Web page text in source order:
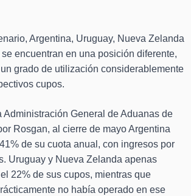
Argentina, Uruguay, Nueva Zelanda
encuentran en una posición diferente,
grado de utilización considerablemente
cupos.
Administración General de Aduanas de
Rosgan, al cierre de mayo Argentina
de su cuota anual, con ingresos por
Uruguay y Nueva Zelanda apenas
22% de sus cupos, mientras que
no había operado en ese